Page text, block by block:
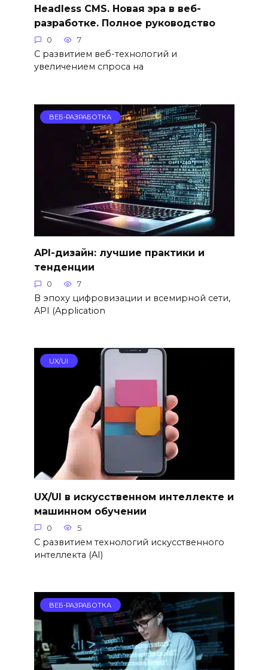
Headless CMS. Новая эра в веб-
разработке. Полное руководство
0 7
С развитием веб-технологий и
увеличением спроса на
ВЕБ-РАЗРАБОТКА
API-дизайн: лучшие практики и
тенденции
0 7
В эпоху цифровизации и всемирной сети,
API (Application
UX/UI
UX/UI в искусственном интеллекте и
машинном обучении
0 5
С развитием технологий искусственного
интеллекта (AI)
ВЕБ-РАЗРАБОТКА